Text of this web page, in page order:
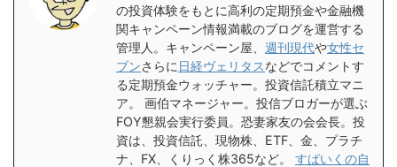
の投資体験をもとに高利の定期預金や金融機
関キャンペーン情報満載のブログを運営する
管理人。キャンペーン屋、 週刊現代や女性セ
ブンさらに 日経ヴェリタスなどでコメントす
る定期預金ウォッチャー。投資信託積立マニ
ア。 画伯マネージャー。投信ブロガーが選ぶ
FOY懇親会実行委員。恐妻家友の会会長。投
資は、投資信託、現物株、ETF、金、プラチ
ナ、FX、くりっく株365など。 すぱいくの自